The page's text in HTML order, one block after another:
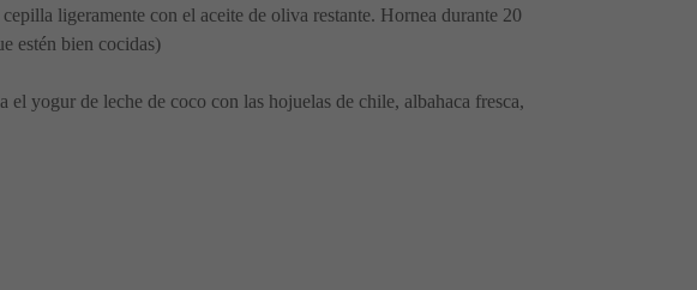
ligeramente con el aceite de oliva restante. Hornea durante 20
estén bien cocidas)
el yogur de leche de coco con las hojuelas de chile, albahaca fresca,